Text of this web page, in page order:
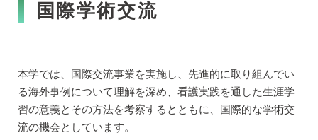
国際学術交流
本学では、国際交流事業を実施し、先進的に取り組んでい
る海外事例について理解を深め、看護実践を通した生涯学
習の意義とその方法を考察するとともに、国際的な学術交
流の機会としています。